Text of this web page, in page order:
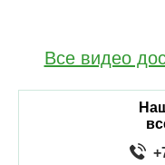
Все видео